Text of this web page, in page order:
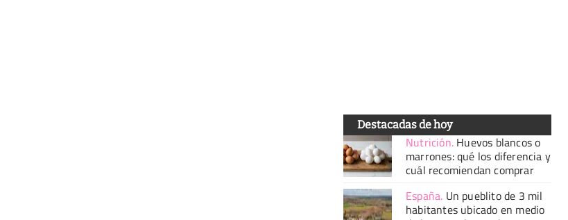
Destacadas de hoy
Nutrición. Huevos blancos o
marrones: qué los diferencia y
cuál recomiendan comprar
España. Un pueblito de 3 mil
habitantes ubicado en medio